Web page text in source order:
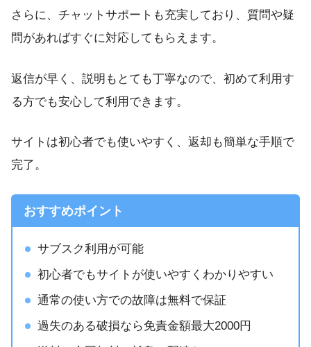
さらに、チャットサポートも充実しており、質問や疑
問があればすぐに対応してもらえます。
返信が早く、説明もとても丁寧なので、初めて利用す
る方でも安心して利用できます。
サイトは初心者でも使いやすく、返却も簡単な手順で
完了。
おすすめポイント
サブスク利用が可能
初心者でもサイトが使いやすくわかりやすい
通常の使い方での故障は無料で保証
過失のある破損なら免責金額最大2000円